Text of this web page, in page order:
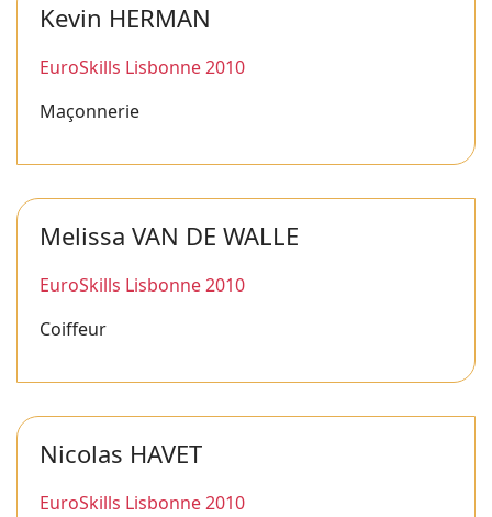
Kevin HERMAN
EuroSkills Lisbonne 2010
Maçonnerie
Melissa VAN DE WALLE
EuroSkills Lisbonne 2010
Coiffeur
Nicolas HAVET
EuroSkills Lisbonne 2010